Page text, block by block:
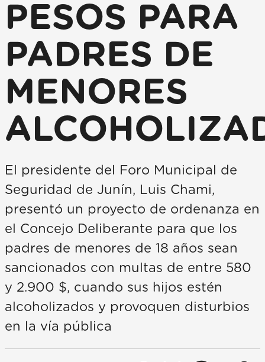
PESOS PARA
PADRES DE
MENORES
El presidente del Foro Municipal de
Seguridad de Junín, Luis Chami,
presentó un proyecto de ordenanza en
el Concejo Deliberante para que los
padres de menores de 18 años sean
sancionados con multas de entre 580
y 2.900 $, cuando sus hijos estén
alcoholizados y provoquen disturbios
en la vía pública